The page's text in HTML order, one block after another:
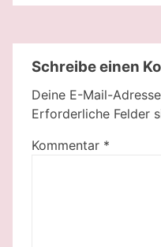
Schreibe einen
Deine E-Mail-
Erforderliche Felder
Kommentar *